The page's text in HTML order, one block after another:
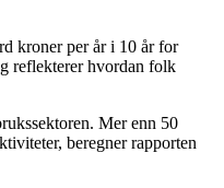
kroner per år i 10 år for
reflekterer hvordan folk
Mer enn 50
beregner rapporten